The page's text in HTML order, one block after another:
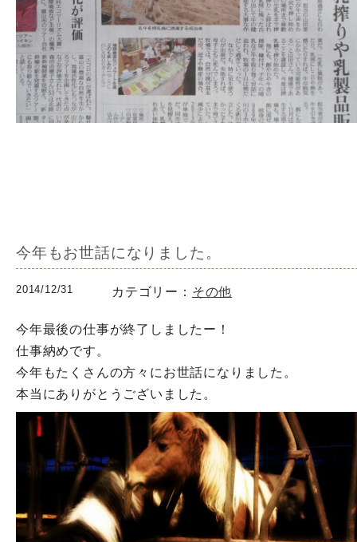
今年もお世話になりました。
2014/12/31 カテゴリー： その他
今年最後の仕事が終了しましたー！
仕事納めです。
今年もたくさんの方々にお世話になりました。
本当にありがとうございました。